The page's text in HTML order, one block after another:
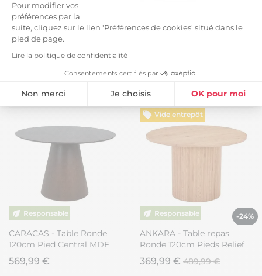
Pour modifier vos
préférences par la
suite, cliquez sur le lien 'Préférences de cookies' situé dans le
pied de page.
Lire la politique de confidentialité
Consentements certifiés par
Non merci Je choisis OK pour moi
Plateforme de Gestion du Consentement : Personnalisez vos
Notre plateforme vous permet d'adapter et de gérer vos
ANKARA - Table repas
MDF Effet bois foncé
Plateau en Verre
CARACAS - Table Ronde
120cm Pied Central MDF
Placage Noyer
569,99 €
Vide entrepôt
-24%
ANKARA - Table repas
Ronde 120cm Pieds Relief
MDF Effet bois naturel
369,99 € 489,99 €